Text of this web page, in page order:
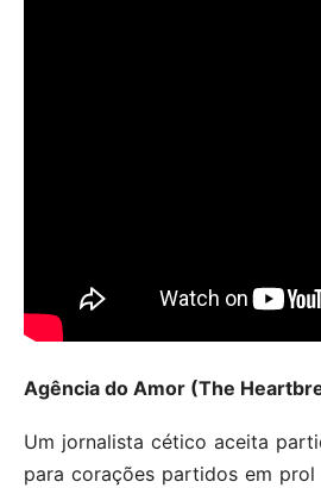
Agência do Amor (The
Um jornalista cético aceita
para corações partidos em